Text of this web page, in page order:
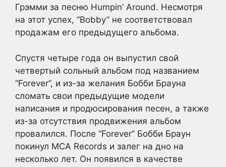
Грэмми за песню Humpin’ Around. Несмотря
на этот успех, “Bobby” не соответствовал
продажам его предыдущего альбома.
Спустя четыре года он выпустил свой
четвертый сольный альбом под названием
“Forever”, и из-за желания Бобби Брауна
сломать свои предыдущие модели
написания и продюсирования песен, а также
из-за отсутствия продвижения альбом
провалился. После “Forever” Бобби Браун
покинул MCA Records и залег на дно на
несколько лет. Он появился в качестве